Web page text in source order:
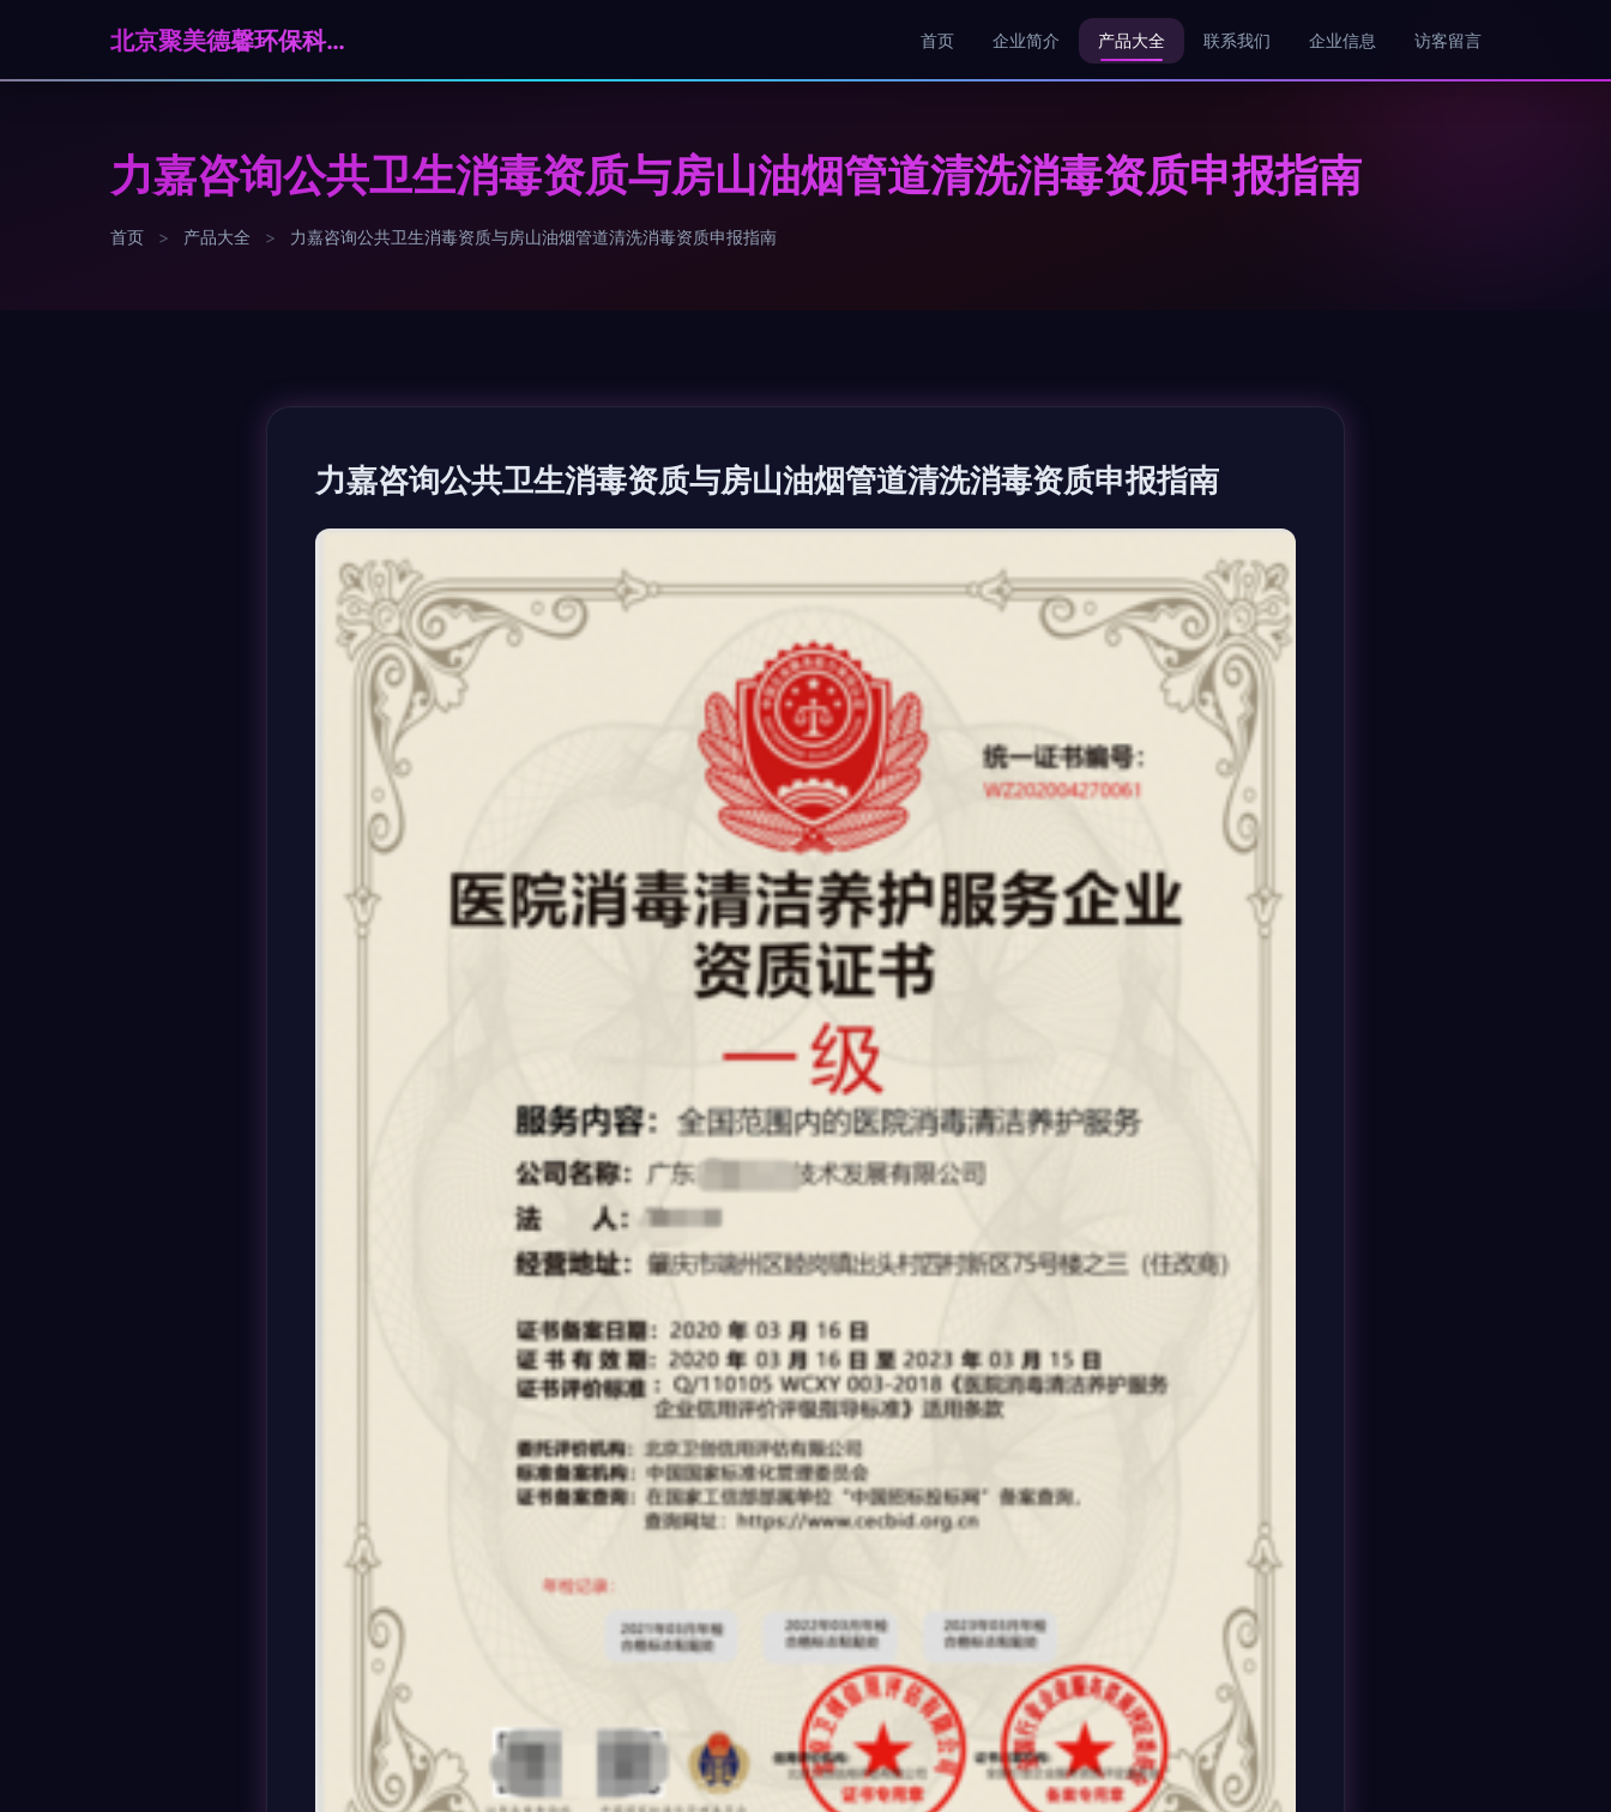
北京聚美德馨环保科技有限公司 首页 企业简介 产品大全 联系我们 企业信息 访客留言
力嘉咨询公共卫生消毒资质与房山油烟管道清洗消毒资质申报指南
首页 > 产品大全 > 力嘉咨询公共卫生消毒资质与房山油烟管道清洗消毒资质申报指南
力嘉咨询公共卫生消毒资质与房山油烟管道清洗消毒资质申报指南